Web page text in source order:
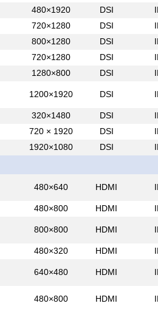
480×1920 DSI
720×1280 DSI
800×1280 DSI
720×1280 DSI
1280×800 DSI
1200×1920 DSI
320×1480 DSI
720 × 1920 DSI
1920×1080 DSI
480×640 HDMI
480×800 HDMI
800×800 HDMI
480×320 HDMI
640×480 HDMI
480×800 HDMI